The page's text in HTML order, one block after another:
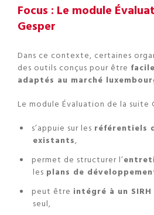
Focus : Le module
Gesper
Dans ce contexte, certaines
des outils conçus pour être
adaptés au marché
Le module Évaluation de la suite
s’appuie sur les référentiels
existants,
permet de structurer l’
les plans de
peut être intégré à un
seul,